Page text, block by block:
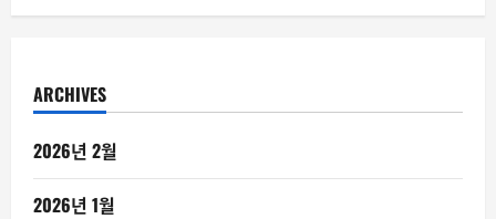
ARCHIVES
2026년 2월
2026년 1월